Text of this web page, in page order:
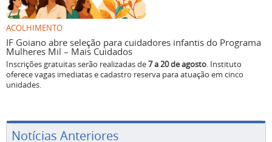
ACOLHIMENTO
IF Goiano abre seleção para cuidadores infantis do Programa
Mulheres Mil – Mais Cuidados
Inscrições gratuitas serão realizadas de
oferece vagas imediatas e cadastro reserva para atuação em cinco
unidades.
Notícias Anteriores